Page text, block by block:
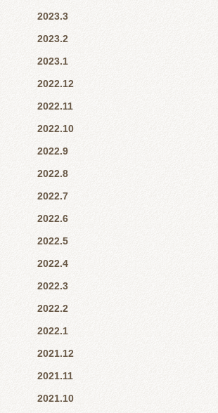
2023.3
2023.2
2023.1
2022.12
2022.11
2022.10
2022.9
2022.8
2022.7
2022.6
2022.5
2022.4
2022.3
2022.2
2022.1
2021.12
2021.11
2021.10